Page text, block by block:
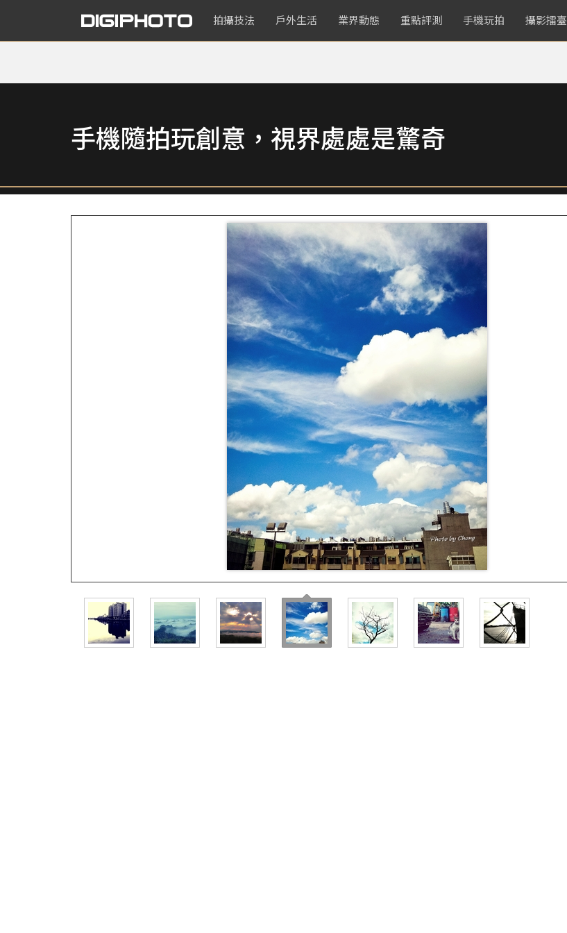
拍攝技法 戶外生活 業界動態 重點評測 手機玩拍 攝影擂臺
手機隨拍玩創意，視界處處是驚奇